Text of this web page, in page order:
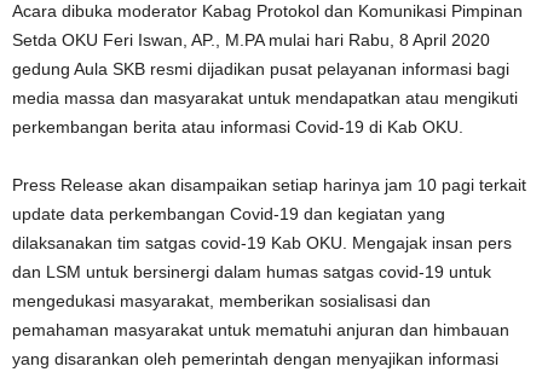
Acara dibuka moderator Kabag Protokol dan Komunikasi Pimpinan
Setda OKU Feri Iswan, AP., M.PA mulai hari Rabu, 8 April 2020
gedung Aula SKB resmi dijadikan pusat pelayanan informasi bagi
media massa dan masyarakat untuk mendapatkan atau mengikuti
perkembangan berita atau informasi Covid-19 di Kab OKU.
Press Release akan disampaikan setiap harinya jam 10 pagi terkait
update data perkembangan Covid-19 dan kegiatan yang
dilaksanakan tim satgas covid-19 Kab OKU. Mengajak insan pers
dan LSM untuk bersinergi dalam humas satgas covid-19 untuk
mengedukasi masyarakat, memberikan sosialisasi dan
pemahaman masyarakat untuk mematuhi anjuran dan himbauan
yang disarankan oleh pemerintah dengan menyajikan informasi